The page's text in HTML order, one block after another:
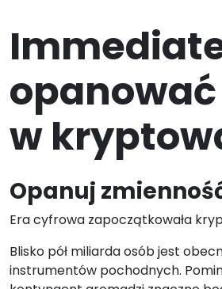
w
Opanuj
Era cyfrowa zapoczątkowała
Blisko pół miliarda osób jest
instrumentów pochodnych.